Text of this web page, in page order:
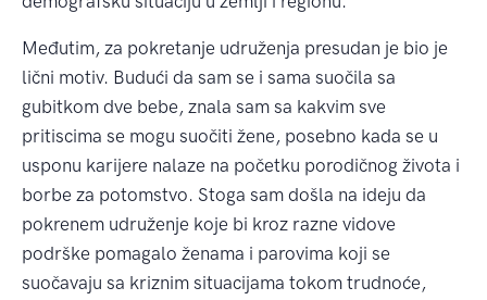
Međutim, za pokretanje udruženja presudan je bio je
lični motiv. Budući da sam se i sama suočila sa
gubitkom dve bebe, znala sam sa kakvim sve
pritiscima se mogu suočiti žene, posebno kada se u
usponu karijere nalaze na početku porodičnog života i
borbe za potomstvo. Stoga sam došla na ideju da
pokrenem udruženje koje bi kroz razne vidove
podrške pomagalo ženama i parovima koji se
suočavaju sa kriznim situacijama tokom trudnoće,